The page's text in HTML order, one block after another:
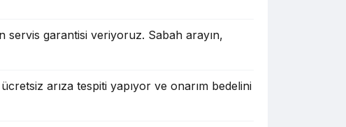
servis garantisi veriyoruz. Sabah arayın,
arıza tespiti yapıyor ve onarım bedelini